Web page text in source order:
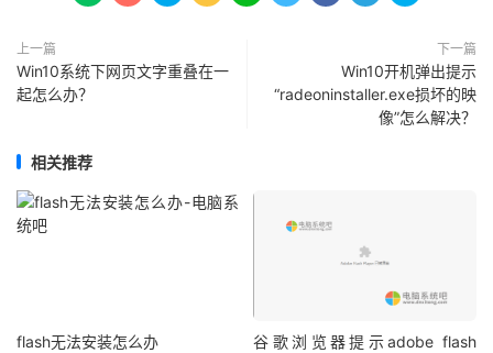
上一篇
Win10系统下网页文字重叠在一
起怎么办？
下一篇
Win10开机弹出提示
“radeoninstaller.exe损坏的映
像”怎么解决？
相关推荐
flash无法安装怎么办
谷歌浏览器提示adobe flash